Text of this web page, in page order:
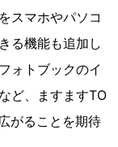
スマホやパソコ
る機能も追加し
ォトブックのイ
ど、ますますTO
がることを期待